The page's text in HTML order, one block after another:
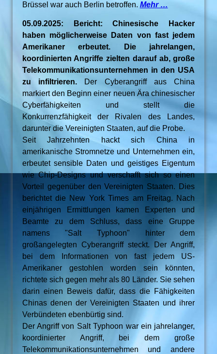
Brüssel war auch Berlin betroffen. Mehr …
05.09.2025: Bericht: Chinesische Hacker
haben möglicherweise Daten von fast jedem
Amerikaner erbeutet. Die jahrelangen,
koordinierten Angriffe zielten darauf ab, große
Telekommunikationsunternehmen in den USA
zu infiltrieren.Der Cyberangriff aus China
markiert den Beginn einer neuen Ära chinesischer
Cyberfähigkeiten und stellt die
Konkurrenzfähigkeit der Rivalen des Landes,
darunter die Vereinigten Staaten, auf die Probe.
Seit Jahrzehnten hackt sich China in
amerikanische Stromnetze und Unternehmen ein,
erbeutet sensible Daten und geistiges Eigentum
wie Chip-Designs und verschafft sich so einen
Vorteil gegenüber den Vereinigten Staaten. Dies
berichtet die New York Times am Freitag. Nach
einjährigen Ermittlungen kamen Experten und
Beamte zu dem Schluss, dass eine Gruppe
namens "Salt Typhoon" hinter dem
großangelegten Cyberangriff steckt. Der Angriff,
bei dem Informationen von fast jedem US-
Amerikaner gestohlen worden sein könnten,
richtete sich gegen mehr als 80 Länder. Sie sehen
darin einen Beweis dafür, dass die Fähigkeiten
Chinas denen der Vereinigten Staaten und ihrer
Verbündeten ebenbürtig sind.
Der Angriff von Salt Typhoon war ein jahrelanger,
koordinierter Angriff, bei dem große
Telekommunikationsunternehmen und andere